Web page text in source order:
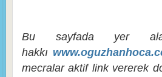
Bu sayfada yer
hakkı
mecralar aktif link vererek